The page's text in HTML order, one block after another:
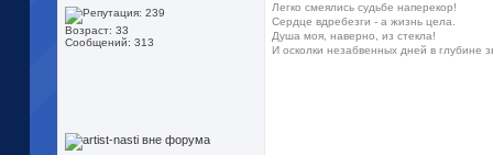
Возраст: 33
Сообщений: 313
Легко смеялись судьбе наперекор!
Сердце вдребезги - а жизнь цела.
Душа моя, наверно, из стекла!
И осколки незабвенных дней в глубине